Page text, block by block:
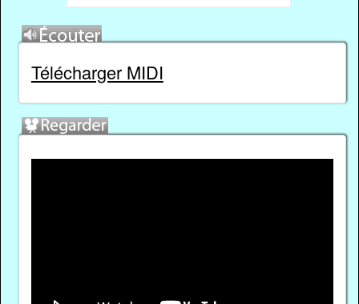
Télécharger MIDI